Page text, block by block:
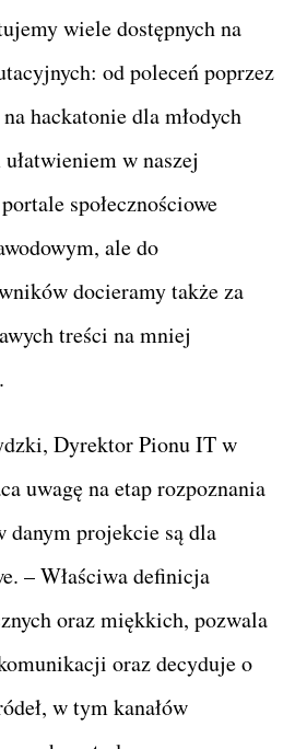
wiele dostępnych na
od poleceń poprzez
hackatonie dla młodych
w naszej
społecznościowe
ale do
docieramy także za
treści na mniej
Dyrektor Pionu IT w
uwagę na etap rozpoznania
projekcie są dla
– Właściwa definicja
oraz miękkich, pozwala
oraz decyduje o
w tym kanałów